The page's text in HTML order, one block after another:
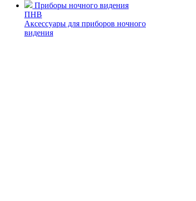
Приборы ночного видения
ПНВ
Аксессуары для приборов ночного
видения